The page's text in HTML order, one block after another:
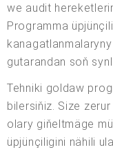
we audit
Programma
gutarandan soň
Tehniki goldaw
bilersiňiz. Size
olary giňeltmäge
üpjünçiligini nähili